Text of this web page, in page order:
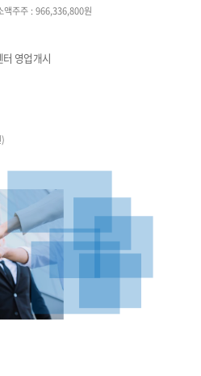
주주 : 966,336,800원
영업개시